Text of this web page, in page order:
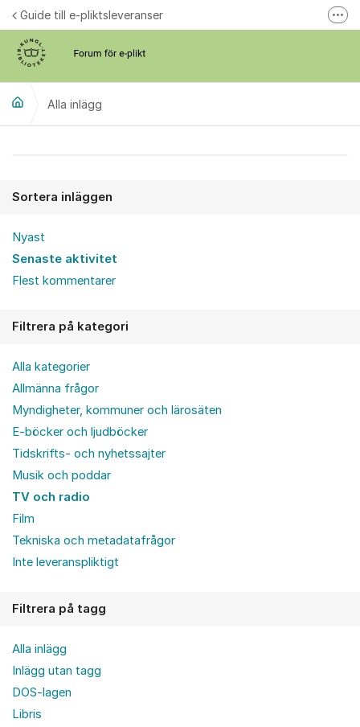
Hoppa till innehåll
Guide till e-pliktsleveranser
Alla inlägg
Sortera inläggen
Nyast
Senaste aktivitet
Flest kommentarer
Filtrera på kategori
Alla kategorier
Allmänna frågor
Myndigheter, kommuner och lärosäten
E-böcker och ljudböcker
Tidskrifts- och nyhetssajter
Musik och poddar
TV och radio
Film
Tekniska och metadatafrågor
Inte leveranspliktigt
Filtrera på tagg
Alla inlägg
Inlägg utan tagg
DOS-lagen
Libris